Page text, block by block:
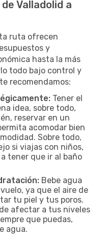
Valladolid a
ruta ofrecen
y
hasta la más
todo bajo control y
recomendamos:
Tener el
idea, sobre todo,
reservar en un
acomodar bien
Sobre todo,
si viajas con niños,
tener que ir al baño
Bebe agua
ya que el aire de
tu piel y tus poros.
afectar a tus niveles
que puedas,
agua.